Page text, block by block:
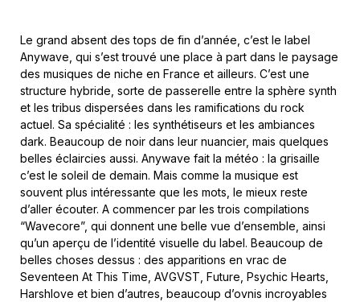
Le grand absent des tops de fin d’année, c’est le label
Anywave, qui s’est trouvé une place à part dans le paysage
des musiques de niche en France et ailleurs. C’est une
structure hybride, sorte de passerelle entre la sphère synth
et les tribus dispersées dans les ramifications du rock
actuel. Sa spécialité : les synthétiseurs et les ambiances
dark. Beaucoup de noir dans leur nuancier, mais quelques
belles éclaircies aussi. Anywave fait la météo : la grisaille
c’est le soleil de demain. Mais comme la musique est
souvent plus intéressante que les mots, le mieux reste
d’aller écouter. A commencer par les trois compilations
“Wavecore”, qui donnent une belle vue d’ensemble, ainsi
qu’un aperçu de l’identité visuelle du label. Beaucoup de
belles choses dessus : des apparitions en vrac de
Seventeen At This Time, AVGVST, Future, Psychic Hearts,
Harshlove et bien d’autres, beaucoup d’ovnis incroyables